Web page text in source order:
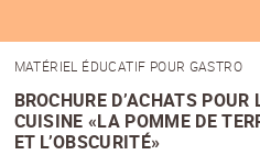
BROCHURE D’ACHATS
CUISINE «LA POMME DE
ET L’OBSCURITÉ»
MATÉRIEL ÉDUCATIF POUR GASTRO